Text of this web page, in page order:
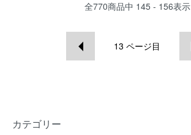
全770商品中 145 - 156表示
13 ページ目
カテゴリー